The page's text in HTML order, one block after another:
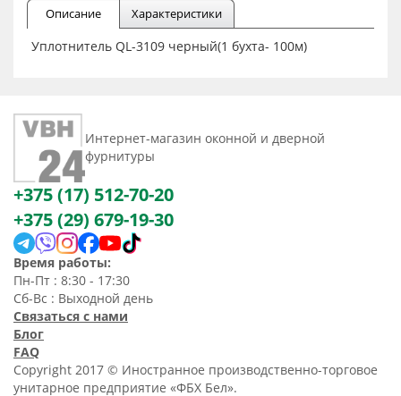
Описание Характеристики
Уплотнитель QL-3109 черный(1 бухта- 100м)
Интернет-магазин оконной и дверной
фурнитуры
+375 (17) 512-70-20
+375 (29) 679-19-30
Время работы:
Пн-Пт : 8:30 - 17:30
Сб-Вс : Выходной день
Связаться с нами
Блог
FAQ
Copyright 2017 © Иностранное производственно-торговое
унитарное предприятие «ФБХ Бел».